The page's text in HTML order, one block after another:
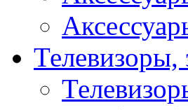
Телевизоры,